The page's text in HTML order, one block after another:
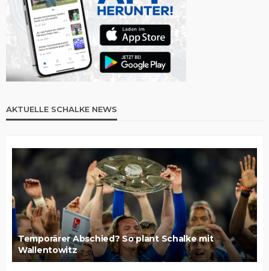
AKTUELLE SCHALKE NEWS
Temporärer Abschied? So plant Schalke mit
Wallentowitz